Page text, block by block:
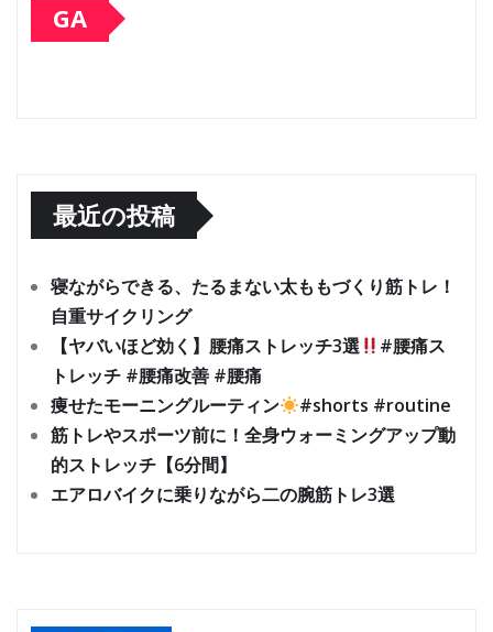
GA
最近の投稿
寝ながらできる、たるまない太ももづくり筋トレ！
自重サイクリング
【ヤバいほど効く】腰痛ストレッチ3選
#腰痛ス
トレッチ #腰痛改善 #腰痛
痩せたモーニングルーティン
#shorts #routine
筋トレやスポーツ前に！全身ウォーミングアップ動
的ストレッチ【6分間】
エアロバイクに乗りながら二の腕筋トレ3選